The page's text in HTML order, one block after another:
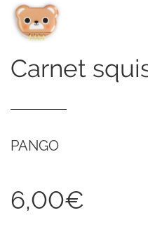
carnet
PANGO
6,00€